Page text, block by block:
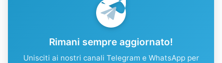
Rimani sempre aggiornato!
Unisciti ai nostri canali Telegram e WhatsApp per